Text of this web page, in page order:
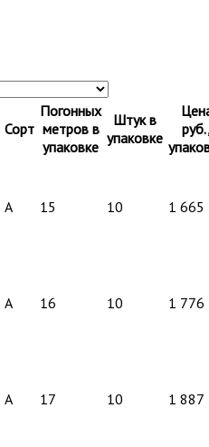
Сорт
Погонных
метров в
упаковке
Штук в
упаковке
A 15 10 1 665
A 16 10 1 776
A 17 10 1 887